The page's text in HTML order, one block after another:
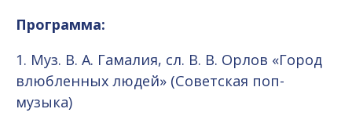
Программа:
1. Муз. В. А. Гамалия, сл. В. В. Орлов «Город
влюбленных людей» (Советская поп-
музыка)